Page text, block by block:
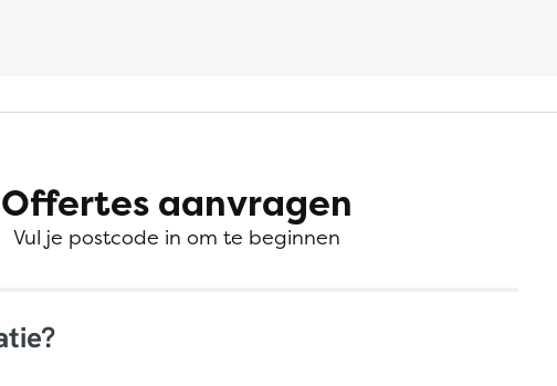
Offertes aanvragen
Vul je postcode in om te beginnen